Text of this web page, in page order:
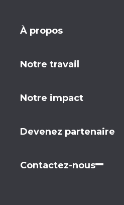
À propos
Notre travail
Notre impact
Devenez partenaire
Contactez-nous